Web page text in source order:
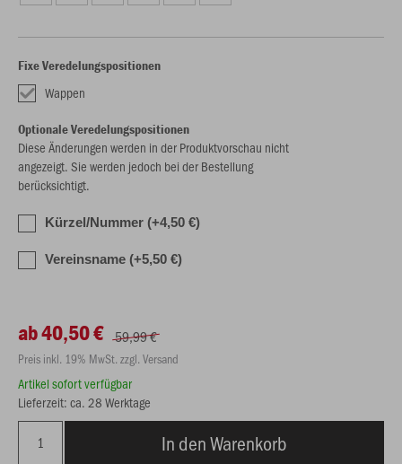
Fixe Veredelungspositionen
Wappen
Optionale Veredelungspositionen
Diese Änderungen werden in der Produktvorschau nicht
angezeigt. Sie werden jedoch bei der Bestellung
berücksichtigt.
Kürzel/Nummer (+4,50 €)
Vereinsname (+5,50 €)
ab 40,50 € 59,99 €
Preis inkl. 19% MwSt. zzgl. Versand
Artikel sofort verfügbar
Lieferzeit: ca. 28 Werktage
In den Warenkorb